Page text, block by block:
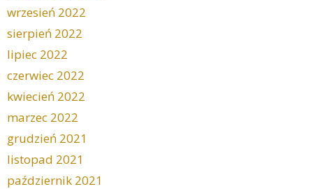
wrzesień 2022
sierpień 2022
lipiec 2022
czerwiec 2022
kwiecień 2022
marzec 2022
grudzień 2021
listopad 2021
październik 2021